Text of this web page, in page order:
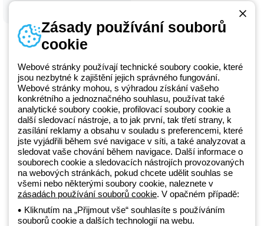
Beghelli je součástí GEWISS Group od roku 2025 a jeho ekosystému
GEWISS LightZone, kde vyvíjíme propojená světelná řešení, která
transformují komplexitu do jednoduchosti a podporují profesionály a
koncové zákazníky v uspokojování jejich potřeb.Zjistěte více o
GEWISS
Telefonní číslo
od pondělí do pátku v době 8:30 - 17:30
+420 531 014 111
Zásady používání souborů
cookie
Webové stránky používají technické soubory cookie, které
jsou nezbytné k zajištění jejich správného fungování.
Webové stránky mohou, s výhradou získání vašeho
konkrétního a jednoznačného souhlasu, používat také
analytické soubory cookie, profilovací soubory cookie a
další sledovací nástroje, a to jak první, tak třetí strany, k
zasílání reklamy a obsahu v souladu s preferencemi, které
jste vyjádřili během své navigace v síti, a také analyzovat a
sledovat vaše chování během navigace. Další informace o
souborech cookie a sledovacích nástrojích provozovaných
na webových stránkách, pokud chcete udělit souhlas se
všemi nebo některými soubory cookie, naleznete v
zásadách používání souborů cookie. V opačném případě:
Kliknutím na „Přijmout vše“ souhlasíte s používáním
souborů cookie a dalších technologií na webu.